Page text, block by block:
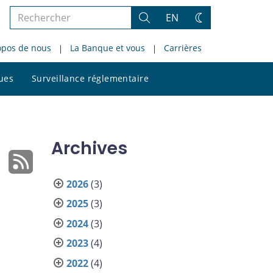
Rechercher
le
site
Rechercher
EN
Changez
thème
de nous La Banque et vous Carrières
Surveillance réglementaire
le
Archives
2026(3)
2025(3)
2024(3)
2023(4)
2022(4)